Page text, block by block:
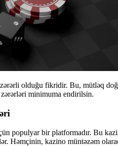
zərərli olduğu fikridir. Bu, mütləq
minimuma endirilsin.
populyar bir platformadır. Bu
Həmçinin, kazino müntəzəm